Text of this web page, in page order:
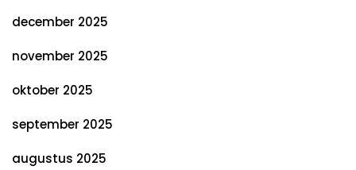
december 2025
november 2025
oktober 2025
september 2025
augustus 2025